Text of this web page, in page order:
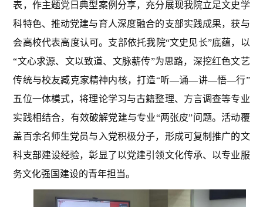
表，作主题党日典型案例分享，充分展现我院立足文史学
科特色、推动党建与育人深度融合的支部实践成果，获与
会高校代表高度认可。支部依托我院“文史见长”底蕴，以
“文心求源、文以致道、文脉薪传”为思路，深挖红色文艺
传统与校友臧克家精神内核，打造“听—诵—讲—悟—行”
五位一体模式，将理论学习与古籍整理、方言调查等专业
实践相结合，有效破解党建与专业“两张皮”问题。活动覆
盖百余名师生党员与入党积极分子，形成可复制推广的文
科支部建设经验，彰显了以党建引领文化传承、以专业服
务文化强国建设的青年担当。